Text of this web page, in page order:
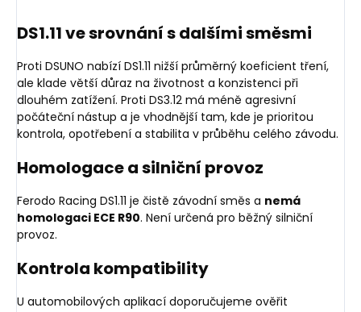
DS1.11 ve srovnání s dalšími směsmi
Proti DSUNO nabízí DS1.11 nižší průměrný koeficient tření,
ale klade větší důraz na životnost a konzistenci při
dlouhém zatížení. Proti DS3.12 má méně agresivní
počáteční nástup a je vhodnější tam, kde je prioritou
kontrola, opotřebení a stabilita v průběhu celého závodu.
Homologace a silniční provoz
Ferodo Racing DS1.11 je čistě závodní směs a nemá
homologaci ECE R90. Není určená pro běžný silniční
provoz.
Kontrola kompatibility
U automobilových aplikací doporučujeme ověřit